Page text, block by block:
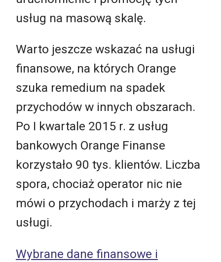
usług na masową skalę.
Warto jeszcze wskazać na usługi
finansowe, na których Orange
szuka remedium na spadek
przychodów w innych obszarach.
Po I kwartale 2015 r. z usług
bankowych Orange Finanse
korzystało 90 tys. klientów. Liczba
spora, chociaż operator nic nie
mówi o przychodach i marży z tej
usługi.
Wybrane dane finansowe i